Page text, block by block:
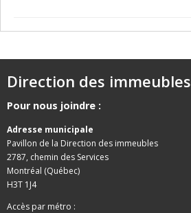
Direction des immeubles
Pour nous joindre :
Adresse municipale
Pavillon de la Direction des immeubles
2787, chemin des Services
Montréal (Québec)
H3T 1J4
Accès par métro :